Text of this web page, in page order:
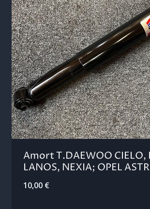
Amort T.DAEWOO CIELO,
LANOS, NEXIA; OPEL
10,00 €